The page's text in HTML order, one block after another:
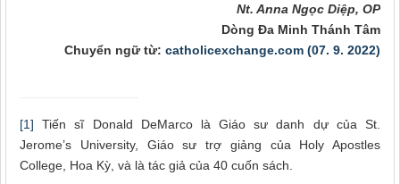
Nt. Anna Ngọc Diệp, OP
Dòng Đa Minh Thánh Tâm
Chuyển ngữ từ: catholicexchange.com (07. 9. 2022)
[1]
Tiến sĩ Donald DeMarco là Giáo sư danh dự của St.
Jerome’s University, Giáo sư trợ giảng của Holy Apostles
College, Hoa Kỳ, và là tác giả của 40 cuốn sách.